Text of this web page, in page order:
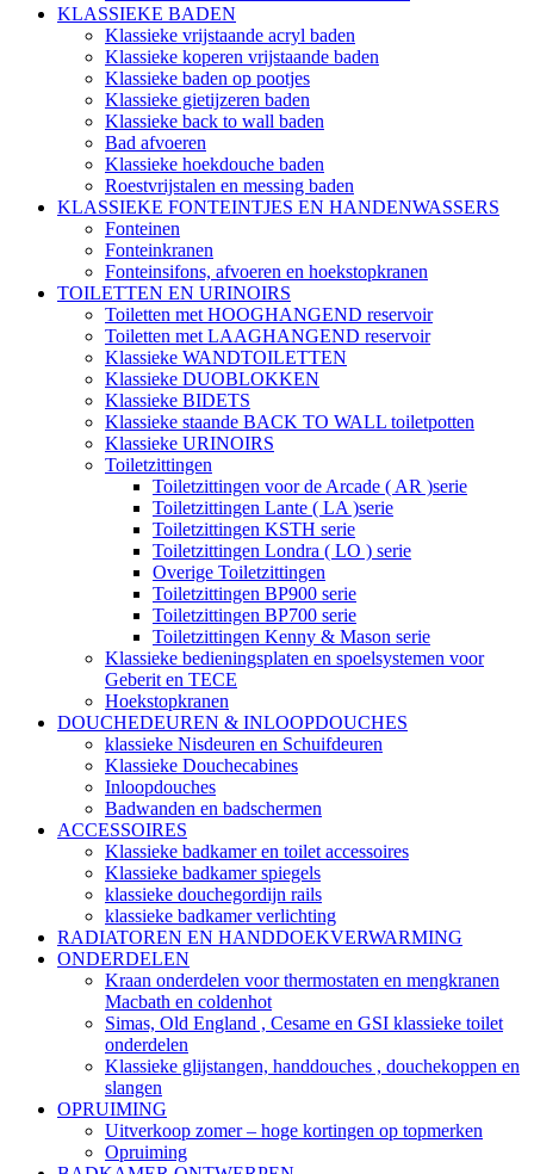
KLASSIEKE BADEN
Klassieke vrijstaande acryl baden
Klassieke koperen vrijstaande baden
Klassieke baden op pootjes
Klassieke gietijzeren baden
Klassieke back to wall baden
Bad afvoeren
Klassieke hoekdouche baden
Roestvrijstalen en messing baden
KLASSIEKE FONTEINTJES EN HANDENWASSERS
Fonteinen
Fonteinkranen
Fonteinsifons, afvoeren en hoekstopkranen
TOILETTEN EN URINOIRS
Toiletten met HOOGHANGEND reservoir
Toiletten met LAAGHANGEND reservoir
Klassieke WANDTOILETTEN
Klassieke DUOBLOKKEN
Klassieke BIDETS
Klassieke staande BACK TO WALL toiletpotten
Klassieke URINOIRS
Toiletzittingen
Toiletzittingen voor de Arcade ( AR )serie
Toiletzittingen Lante ( LA )serie
Toiletzittingen KSTH serie
Toiletzittingen Londra ( LO ) serie
Overige Toiletzittingen
Toiletzittingen BP900 serie
Toiletzittingen BP700 serie
Toiletzittingen Kenny & Mason serie
Klassieke bedieningsplaten en spoelsystemen voor
Geberit en TECE
Hoekstopkranen
DOUCHEDEUREN & INLOOPDOUCHES
klassieke Nisdeuren en Schuifdeuren
Klassieke Douchecabines
Inloopdouches
Badwanden en badschermen
ACCESSOIRES
Klassieke badkamer en toilet accessoires
Klassieke badkamer spiegels
klassieke douchegordijn rails
klassieke badkamer verlichting
RADIATOREN EN HANDDOEKVERWARMING
ONDERDELEN
Kraan onderdelen voor thermostaten en mengkranen
Macbath en coldenhot
Simas, Old England , Cesame en GSI klassieke toilet
onderdelen
Klassieke glijstangen, handdouches , douchekoppen en
slangen
OPRUIMING
Uitverkoop zomer – hoge kortingen op topmerken
Opruiming